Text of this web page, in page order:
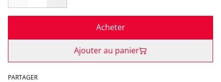
Acheter
Ajouter au panier
PARTAGER